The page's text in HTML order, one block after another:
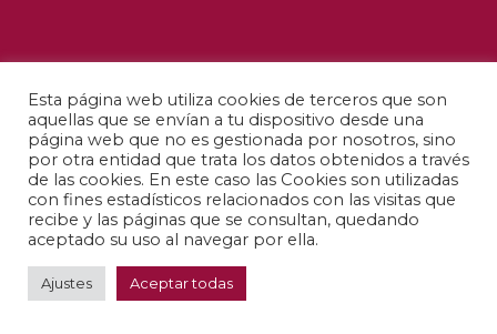
Esta página web utiliza cookies de terceros que son
aquellas que se envían a tu dispositivo desde una
página web que no es gestionada por nosotros, sino
por otra entidad que trata los datos obtenidos a través
de las cookies. En este caso las Cookies son utilizadas
con fines estadísticos relacionados con las visitas que
recibe y las páginas que se consultan, quedando
aceptado su uso al navegar por ella.
Ajustes Aceptar todas